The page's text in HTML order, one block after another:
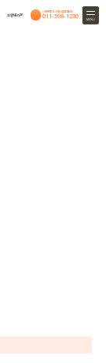
お客様の声
24時間365日相談無料
011-598-1230 MENU